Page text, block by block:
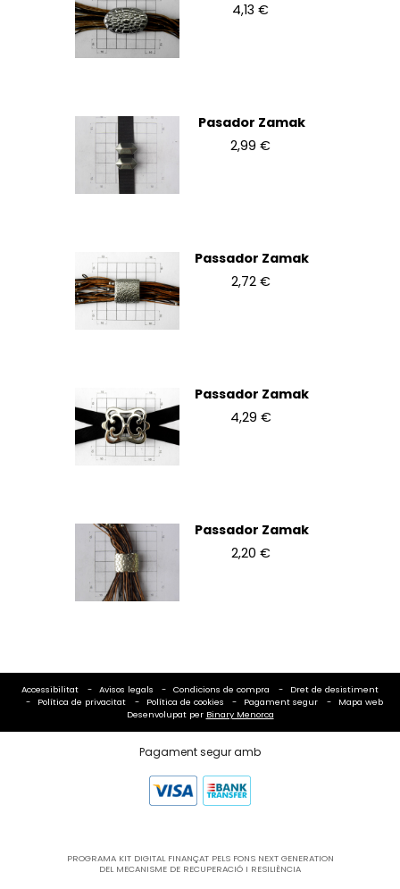
4,13 €
Pasador Zamak
2,99 €
Passador Zamak
2,72 €
Passador Zamak
4,29 €
Passador Zamak
2,20 €
Accessibilitat Avisos legals Condicions de compra
Dret de desistiment
Política de privacitat
Política de cookies Pagament segur
Mapa web
Desenvolupat per Binary Menorca
Pagament segur amb
PROGRAMA KIT DIGITAL FINANÇAT PELS FONS NEXT GENERATION
DEL MECANISME DE RECUPERACIÓ I RESILIÈNCIA